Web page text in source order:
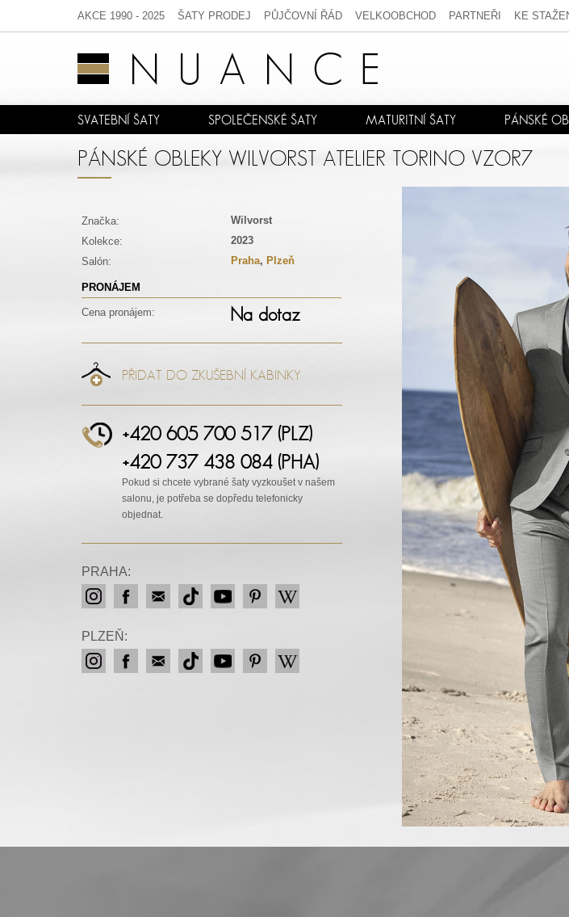
AKCE 1990 - 2025 ŠATY PRODEJ PŮJČOVNÍ ŘÁD VELKOOBCHOD PARTNEŘI KE
SVATEBNÍ ŠATY SPOLEČENSKÉ ŠATY MATURITNÍ ŠATY PÁNSKÉ
PÁNSKÉ OBLEKY WILVORST ATELIER TORINO VZOR7
Značka:
Wilvorst
Kolekce:
2023
Salón:
Praha, Plzeň
PRONÁJEM
Cena pronájem: Na dotaz
PŘIDAT DO ZKUŠEBNÍ KABINKY
+420 605 700 517 (PLZ)
+420 737 438 084 (PHA)
Pokud si chcete vybrané šaty vyzkoušet v našem
salonu, je potřeba se dopředu telefonicky
objednat.
PRAHA:
PLZEŇ: